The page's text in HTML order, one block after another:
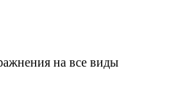
на все виды